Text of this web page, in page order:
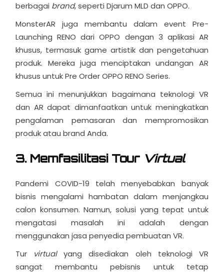
berbagai brand, seperti Djarum MLD dan OPPO.
MonsterAR juga membantu dalam event Pre-
Launching RENO dari OPPO dengan 3 aplikasi AR
khusus, termasuk game artistik dan pengetahuan
produk. Mereka juga menciptakan undangan AR
khusus untuk Pre Order OPPO RENO Series.
Semua ini menunjukkan bagaimana teknologi VR
dan AR dapat dimanfaatkan untuk meningkatkan
pengalaman pemasaran dan mempromosikan
produk atau brand Anda.
3. Memfasilitasi Tour Virtual
Pandemi COVID-19 telah menyebabkan banyak
bisnis mengalami hambatan dalam menjangkau
calon konsumen. Namun, solusi yang tepat untuk
mengatasi masalah ini adalah dengan
menggunakan jasa penyedia pembuatan VR.
Tur virtualyang disediakan oleh teknologi VR
sangat membantu pebisnis untuk tetap